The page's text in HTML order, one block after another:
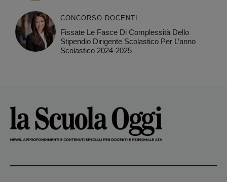
CONCORSO DOCENTI
Fissate Le Fasce Di Complessità Dello
Stipendio Dirigente Scolastico Per L’anno
Scolastico 2024-2025